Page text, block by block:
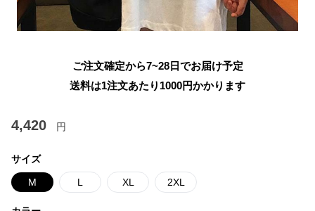
ご注文確定から7~28日でお届け予定
送料は1注文あたり 1000円かかります
4,420 円
サイズ
M L XL 2XL